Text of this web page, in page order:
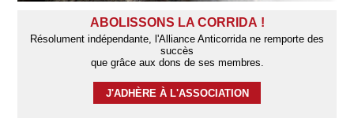
ABOLISSONS LA CORRIDA !
Résolument indépendante, l'Alliance Anticorrida ne remporte des
succès
que grâce aux dons de ses membres.
J'ADHÈRE À L'ASSOCIATION